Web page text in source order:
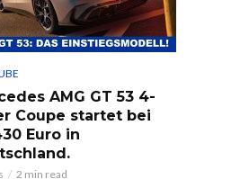
AMG GT 53 4-
Coupe startet bei
Euro in
2 min read